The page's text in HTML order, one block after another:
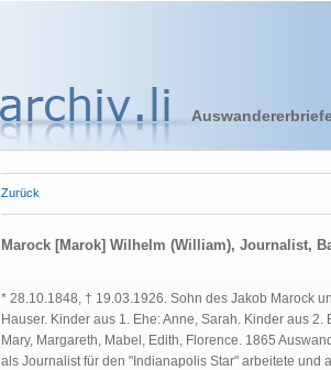
Zurück
Marock [Marok] Wilhelm (William), Journalist,
* 28.10.1848, † 19.03.1926. Sohn des Jakob Marock
Hauser. Kinder aus 1. Ehe: Anne, Sarah. Kinder aus
Mary, Margareth, Mabel, Edith, Florence. 1865
als Journalist für den "Indianapolis Star" arbeitete und